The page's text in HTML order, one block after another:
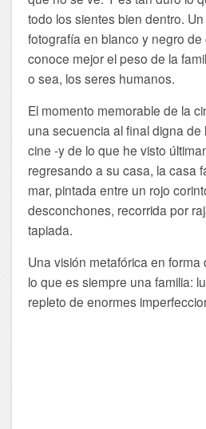
todo los sientes bien dentro.
fotografía en blanco y negro
conoce mejor el peso de la
o sea, los seres humanos.
El momento memorable de la
una secuencia al final digna
cine -y de lo que he visto
regresando a su casa, la casa
mar, pintada entre un rojo
desconchones, recorrida por
tapiada.
Una visión metafórica en
lo que es siempre una familia:
repleto de enormes